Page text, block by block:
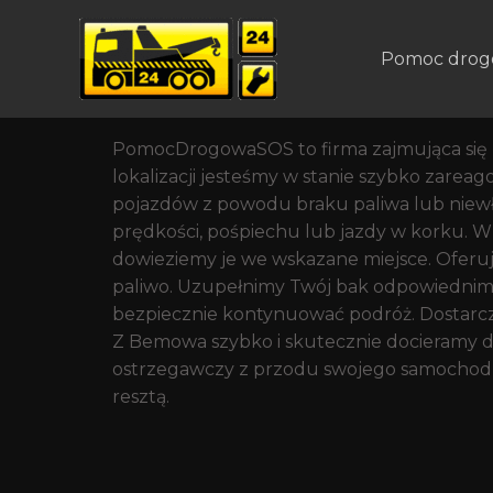
Pomoc
Pomoc Drogowa W
Dzielnica Bemowo
Pomoc drogowa w Warszawie na Bemowie
PomocDrogowaSOS to firma zajmująca
lokalizacji jesteśmy w stanie szybko
pojazdów z powodu braku paliwa lub
prędkości, pośpiechu lub jazdy w korku.
dowieziemy je we wskazane miejsce.
paliwo. Uzupełnimy Twój bak
bezpiecznie kontynuować podróż.
Z Bemowa szybko i skutecznie docieramy
ostrzegawczy z przodu swojego
resztą.